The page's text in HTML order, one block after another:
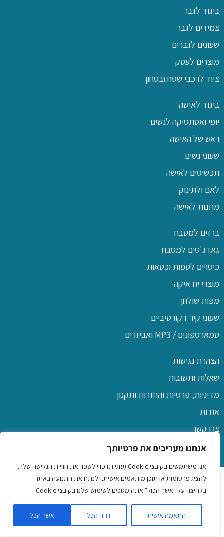
אנחנו מעריכים את פרטיותך
אנו משתמשים בקובצי Cookie (עוגיות) כדי לשפר את חוויית הגלישה שלך,
להציג פרסומות או תוכן מותאמים אישית, ולנתח את התנועה באתר.
בלחיצה על "אשר הכול" אתה מסכים לשימוש שלנו בקובצי Cookie.
התאמה אישית דחה הכל אשר הכל
ביגוד לגבר
צמידים לגבר
שעונים לגברים
מוצרים לעסק
ציוד לרכבי שטח ובטחון
ביגוד לאישה
יופי ואסתטיקה לנשים
ראש של האישה
שעוני נשים
תכשיטים לאישה
לאם ולתינוק
מתנות לאישה
ברזים למטבח
גאדג'טים למטבח
כיסויים לספות וכסאות
מוצרי יודאיקה
מפות שולחן
שעוני קיר דקורטיביים
סמארטפונים / MP3 ואביזרים
הצהרת נגישות
שאלות ותשובות
מדיניות, פרטיות והחזרות ותקנון
אודות
צרו קשר
כל הזכויות שמורות לפו שם
שמלות לילדות|כיסוי ראש לנשים |שמלות לנשים ונערות|
יד לגברים ונשים|נורות בטיחות לרכב